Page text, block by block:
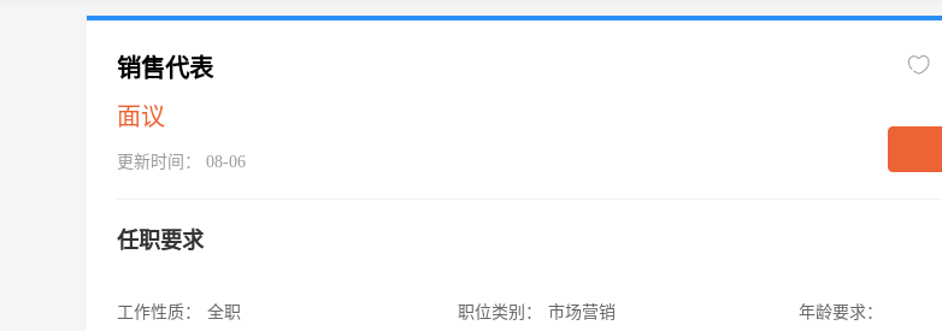
销售代表
面议
更新时间： 08-06
任职要求
工作性质：
全职
职位类别：
市场营销
年龄要求：